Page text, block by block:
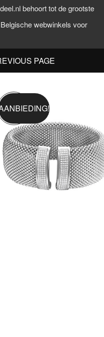
behoort tot de grootste
webwinkels voor
PAGE